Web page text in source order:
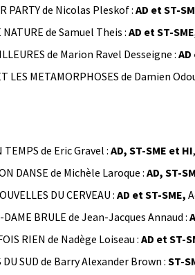
PARTY de Nicolas Pleskof : AD et ST-
de Samuel Theis :AD et ST-
de Marion Ravel Desseigne : AD
LES METAMORPHOSES de Damien
TEMPS de Eric Gravel : AD, ST-SME et HI
DANSE de Michèle Laroque : AD, ST-
DU CERVEAU : AD et ST-SME,
DAME BRULE de Jean-Jacques Annaud :
RIEN de Nadège Loiseau : AD et ST-
DU SUD de Barry Alexander Brown : ST-